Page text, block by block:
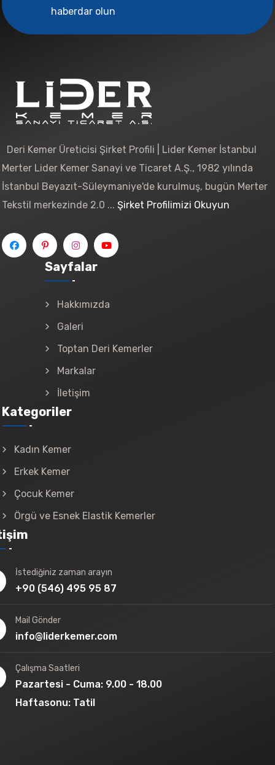
haberdar olun
Deri Kemer Üreticisi Şirket Profili | Lider Kemer İstanbul
Merter Lider Kemer Sanayi ve Ticaret A.Ş., 1982 yılında
İstanbul Beyazıt-Süleymaniye'de kurulmuş, bugün Merter
Tekstil merkezinde 2.0 ... Şirket Profilimizi Okuyun
Sayfalar
Hakkımızda
Galeri
Toptan Deri Kemerler
Markalar
İletişim
Kategoriler
Kadın Kemer
Erkek Kemer
Çocuk Kemer
Örgü ve Esnek Elastik Kemerler
İstediğiniz zaman arayın
+90 (546) 495 95 87
Mail Gönder
info@liderkemer.com
Çalışma Saatleri
Pazartesi - Cuma: 9.00 - 18.00
Haftasonu: Tatil